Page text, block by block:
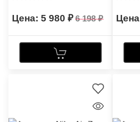
5 980 6 198